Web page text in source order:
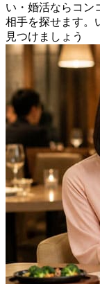
い・婚活ならコン
相手を探せます。
見つけましょう